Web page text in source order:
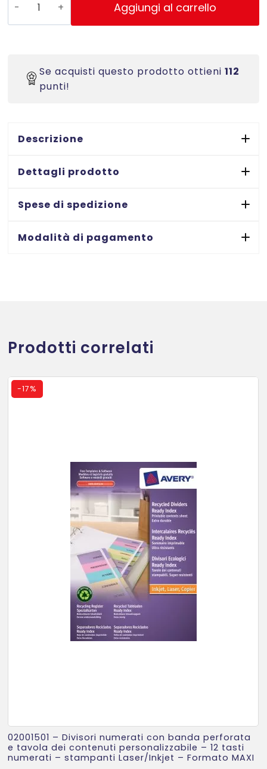
A3CT
lama
rotante
-
di
mm
capacità
quantità
Aggiungi al carrello
Se acquisti questo prodotto ottieni112
punti!
Descrizione
Dettagli prodotto
Spese di spedizione
Modalità di pagamento
Prodotti correlati
-17%
02001501 – Divisori numerati con banda perforata
e tavola dei contenuti personalizzabile – 12 tasti
numerati – stampanti Laser/Inkjet – Formato MAXI